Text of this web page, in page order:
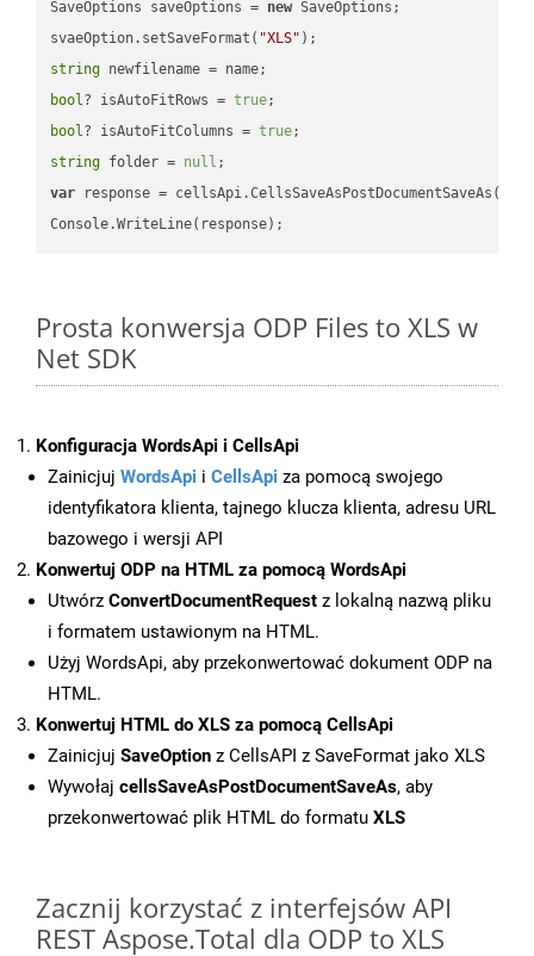
SaveOptions saveOptions = new SaveOptions;
svaeOption.setSaveFormat( "XLS"
string
bool? isAutoFitRows = true
bool? isAutoFitColumns = true
string folder = null
var response =
Prosta konwersja ODP Files to XLS w
Net SDK
Konfiguracja WordsApi i CellsApi
Zainicjuj WordsApi i CellsApi za pomocą swojego
identyfikatora klienta, tajnego klucza klienta, adresu URL
bazowego i wersji API
Konwertuj ODP na HTML za pomocą WordsApi
Utwórz ConvertDocumentRequest z lokalną nazwą pliku
i formatem ustawionym na HTML.
Użyj WordsApi, aby przekonwertować dokument ODP na
HTML.
Konwertuj HTML do XLS za pomocą CellsApi
Zainicjuj SaveOption z CellsAPI z SaveFormat jako XLS
Wywołaj cellsSaveAsPostDocumentSaveAs, aby
przekonwertować plik HTML do formatu XLS
Zacznij korzystać z interfejsów API
REST Aspose.Total dla ODP to XLS